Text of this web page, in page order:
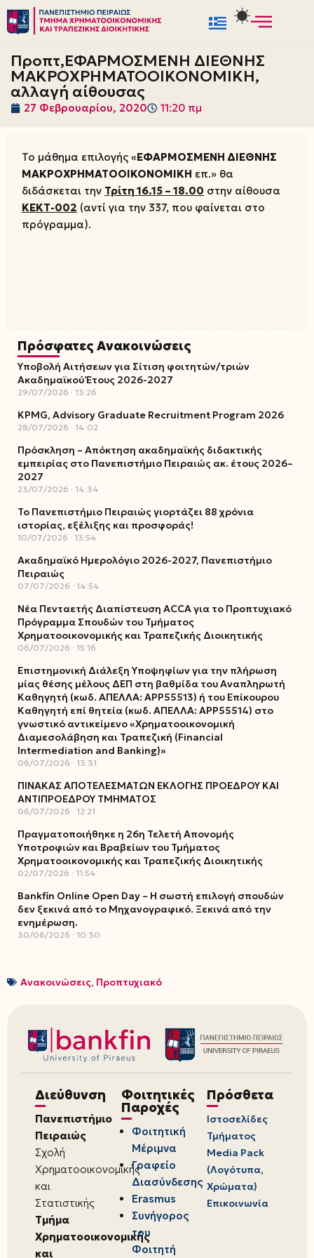
Μεταπηδήστε
στο
περιεχόμενο
Προπτ,ΕΦΑΡΜΟΣΜΕΝΗ ΔΙΕΘΝΗΣ
ΜΑΚΡΟΧΡΗΜΑΤΟΟΙΚΟΝΟΜΙΚΗ,
αλλαγή αίθουσας
27 Φεβρουαρίου, 2020 11:20 πμ
Το μάθημα επιλογής «ΕΦΑΡΜΟΣΜΕΝΗ ΔΙΕΘΝΗΣ
ΜΑΚΡΟΧΡΗΜΑΤΟΟΙΚΟΝΟΜΙΚΗ επ.» θα
διδάσκεται την Τρίτη 16.15 – 18.00 στην αίθουσα
ΚΕΚΤ-002 (αντί για την 337, που φαίνεται στο
πρόγραμμα).
Πρόσφατες Ανακοινώσεις
Υποβολή Αιτήσεων για Σίτιση φοιτητών/τριών
Ακαδημαϊκού Έτους 2026-2027
29/07/2026 13:26
KPMG, Advisory Graduate Recruitment Program 2026
28/07/2026 14:02
Πρόσκληση – Απόκτηση ακαδημαϊκής διδακτικής
εμπειρίας στο Πανεπιστήμιο Πειραιώς ακ. έτους 2026–
2027
23/07/2026 14:34
Το Πανεπιστήμιο Πειραιώς γιορτάζει 88 χρόνια
ιστορίας, εξέλιξης και προσφοράς!
10/07/2026 13:54
Ακαδημαϊκό Ημερολόγιο 2026-2027, Πανεπιστήμιο
Πειραιώς
07/07/2026 14:54
Νέα Πενταετής Διαπίστευση ACCA για το Προπτυχιακό
Πρόγραμμα Σπουδών του Τμήματος
Χρηματοοικονομικής και Τραπεζικής Διοικητικής
06/07/2026 15:16
Επιστημονική Διάλεξη Υποψηφίων για την πλήρωση
μίας θέσης μέλους ΔΕΠ στη βαθμίδα του Αναπληρωτή
Καθηγητή (κωδ. ΑΠΕΛΛΑ: ΑΡΡ55513) ή του Επίκουρου
Καθηγητή επί θητεία (κωδ. ΑΠΕΛΛΑ: ΑΡΡ55514) στο
γνωστικό αντικείμενο «Χρηματοοικονομική
Διαμεσολάβηση και Τραπεζική (Financial
Intermediation and Banking)»
06/07/2026 13:31
ΠΙΝΑΚΑΣ ΑΠΟΤΕΛΕΣΜΑΤΩΝ ΕΚΛΟΓΗΣ ΠΡΟΕΔΡΟΥ ΚΑΙ
ΑΝΤΙΠΡΟΕΔΡΟΥ ΤΜΗΜΑΤΟΣ
06/07/2026 12:21
Πραγματοποιήθηκε η 26η Τελετή Απονομής
Υποτροφιών και Βραβείων του Τμήματος
Χρηματοοικονομικής και Τραπεζικής Διοικητικής
02/07/2026 11:54
Bankfin Online Open Day – Η σωστή επιλογή σπουδών
δεν ξεκινά από το Μηχανογραφικό. Ξεκινά από την
ενημέρωση.
30/06/2026 10:30
Ανακοινώσεις, Προπτυχιακό
Διεύθυνση
Πανεπιστήμιο
Πειραιώς
Σχολή
Χρηματοοικονομικής
και
Στατιστικής
Τμήμα
Χρηματοοικονομικής
και
Φοιτητικές
Παροχές
Φοιτητική
Μέριμνα
Γραφείο
Διασύνδεσης
Erasmus
Συνήγορος
του
Φοιτητή
Πρόσθετα
Ιστοσελίδες
Τμήματος
Media Pack
(Λογότυπα,
Χρώματα)
Επικοινωνία